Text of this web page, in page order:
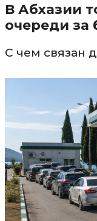
В Абхазии
очереди за
С чем связан